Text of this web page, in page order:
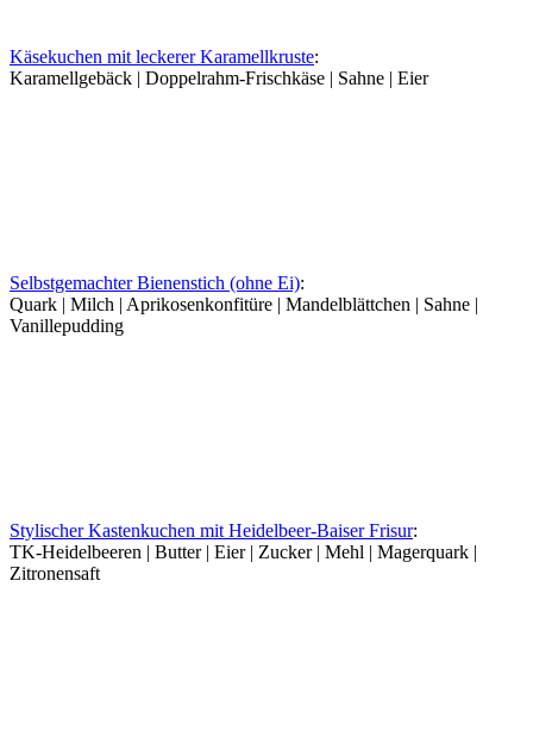
Käsekuchen mit leckerer Karamellkruste:
Karamellgebäck | Doppelrahm-Frischkäse | Sahne | Eier
Selbstgemachter Bienenstich (ohne Ei):
Quark | Milch | Aprikosenkonfitüre | Mandelblättchen | Sahne |
Vanillepudding
Stylischer Kastenkuchen mit Heidelbeer-Baiser Frisur:
TK-Heidelbeeren | Butter | Eier | Zucker | Mehl | Magerquark |
Zitronensaft